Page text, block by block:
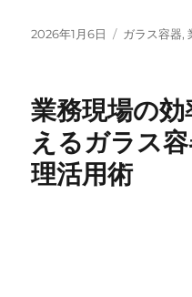
投
2026年1月6日
カ
ー
ガラス容器,
業務現場の
えるガラス
理活用術